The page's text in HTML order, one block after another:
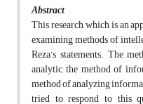
Abstract
This research, which is an
examining methods of
Reza’s statements. The
analytic, the method of
method of analyzing
tried to respond to this